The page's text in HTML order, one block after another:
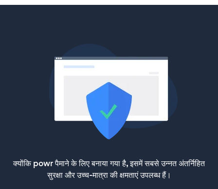
क्योंकि powr पैमाने के लिए बनाया गया है, इसमें सबसे उन्नत अंतर्निहित
सुरक्षा और उच्च-मात्रा की क्षमताएं उपलब्ध हैं।